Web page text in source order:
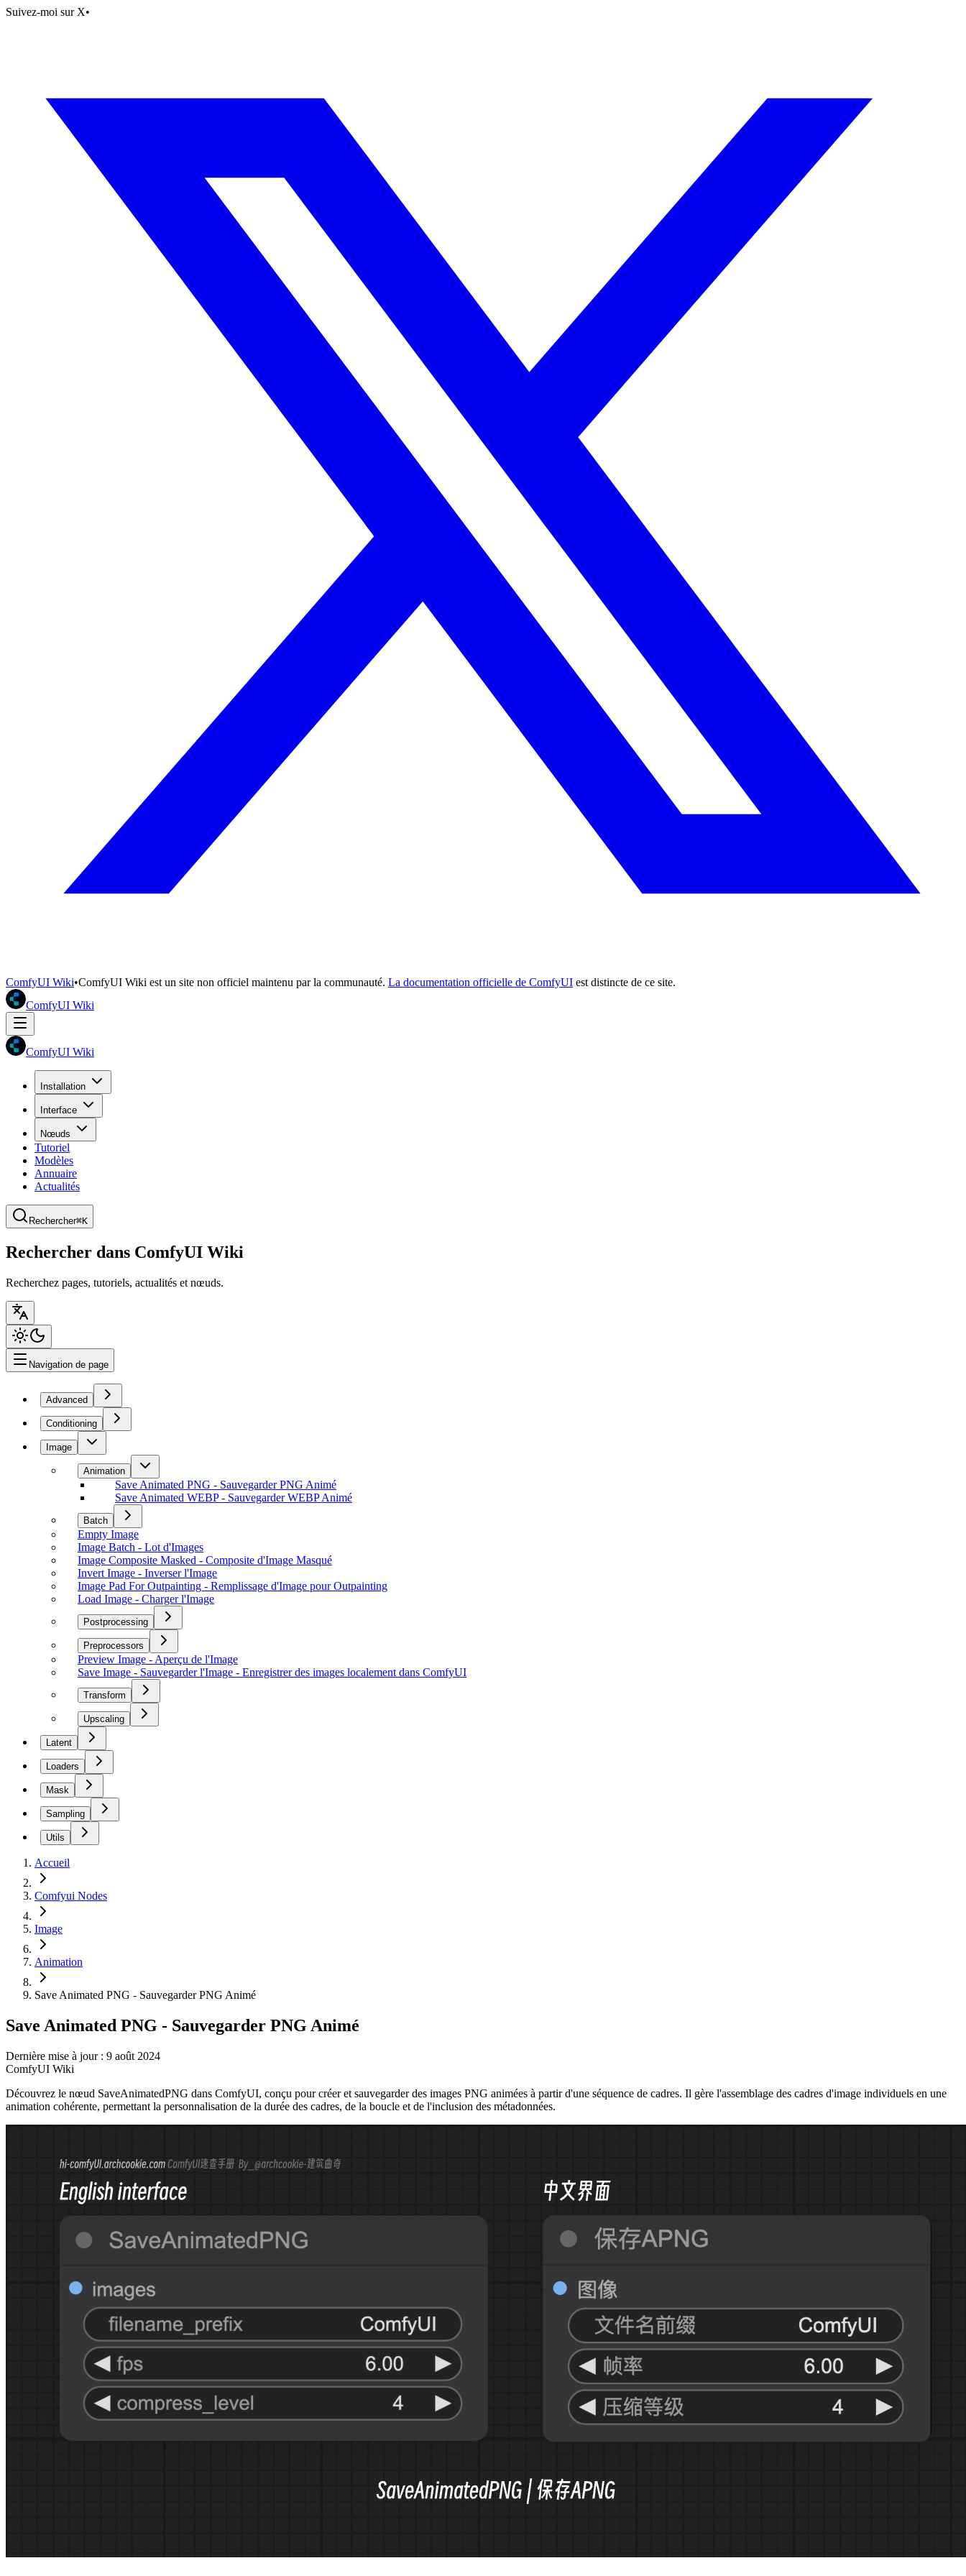
Suivez-moi sur X•
ComfyUI Wiki•ComfyUI Wiki est un site non officiel maintenu par la communauté. La documentation officielle de ComfyUI est distincte de ce site.
ComfyUI Wiki
ComfyUI Wiki
Installation
Interface
Nœuds
Tutoriel
Modèles
Annuaire
Actualités
Rechercher⌘K
Rechercher dans ComfyUI Wiki
Recherchez pages, tutoriels, actualités et nœuds.
Navigation de page
Advanced
Conditioning
Image
Animation
Save Animated PNG - Sauvegarder PNG Animé
Save Animated WEBP - Sauvegarder WEBP Animé
Batch
Empty Image
Image Batch - Lot d'Images
Image Composite Masked - Composite d'Image Masqué
Invert Image - Inverser l'Image
Image Pad For Outpainting - Remplissage d'Image pour Outpainting
Load Image - Charger l'Image
Postprocessing
Preprocessors
Preview Image - Aperçu de l'Image
Save Image - Sauvegarder l'Image - Enregistrer des images localement dans ComfyUI
Transform
Upscaling
Latent
Loaders
Mask
Sampling
Utils
Accueil
Comfyui Nodes
Image
Animation
Save Animated PNG - Sauvegarder PNG Animé
Save Animated PNG - Sauvegarder PNG Animé
Dernière mise à jour : 9 août 2024
ComfyUI Wiki
Découvrez le nœud SaveAnimatedPNG dans ComfyUI, conçu pour créer et sauvegarder des images PNG animées à partir d'une séquence de cadres. Il gère l'assemblage des cadres d'image individuels en une
animation cohérente, permettant la personnalisation de la durée des cadres, de la boucle et de l'inclusion des métadonnées.